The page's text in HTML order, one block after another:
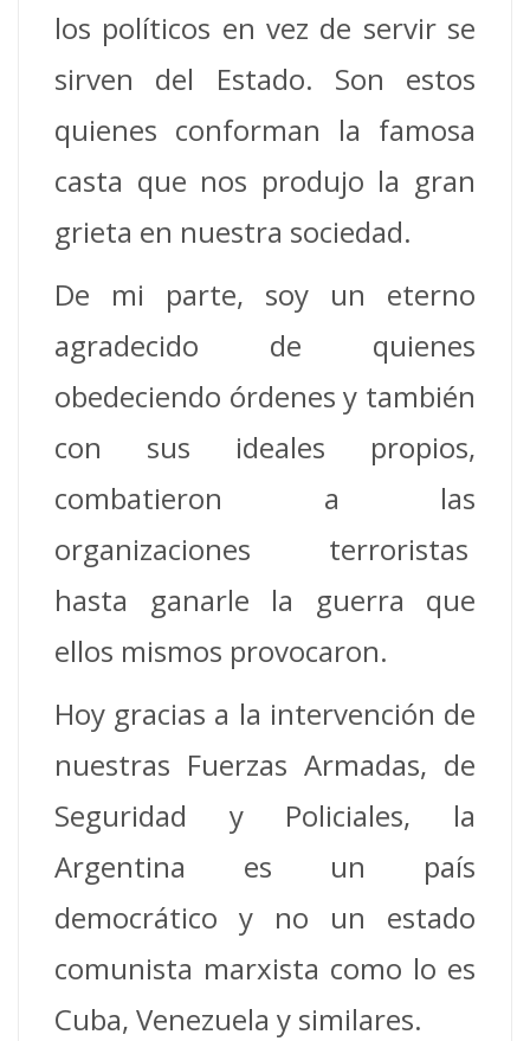
los políticos en vez de servir se
sirven del Estado. Son estos
quienes conforman la famosa
casta que nos produjo la gran
grieta en nuestra sociedad.
De mi parte, soy un eterno
agradecido de quienes
obedeciendo órdenes y también
con sus ideales propios,
combatieron a las
organizaciones terroristas
hasta ganarle la guerra que
ellos mismos provocaron.
Hoy gracias a la intervención de
nuestras Fuerzas Armadas, de
Seguridad y Policiales, la
Argentina es un país
democrático y no un estado
comunista marxista como lo es
Cuba, Venezuela y similares.